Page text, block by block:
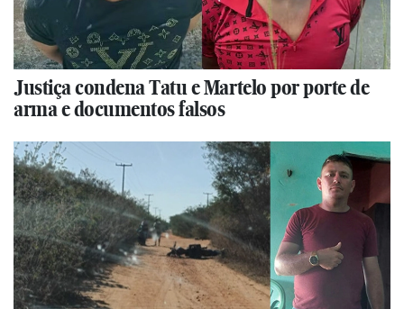
Justiça condena Tatu e Martelo por porte de
arma e documentos falsos